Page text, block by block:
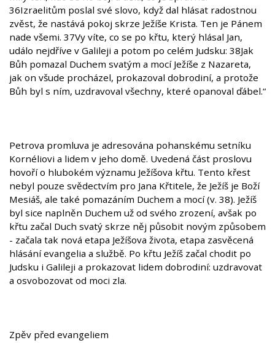
36Izraelitům poslal své slovo, když dal hlásat radostnou
zvěst, že nastává pokoj skrze Ježíše Krista. Ten je Pánem
nade všemi. 37Vy víte, co se po křtu, který hlásal Jan,
událo nejdříve v Galileji a potom po celém Judsku: 38Jak
Bůh pomazal Duchem svatým a mocí Ježíše z Nazareta,
jak on všude procházel, prokazoval dobrodiní, a protože
Bůh byl s ním, uzdravoval všechny, které opanoval ďábel.“
Petrova promluva je adresována pohanskému setníku
Kornéliovi a lidem v jeho domě. Uvedená část proslovu
hovoří o hlubokém významu Ježíšova křtu. Tento křest
nebyl pouze svědectvím pro Jana Křtitele, že Ježíš je Boží
Mesiáš, ale také pomazáním Duchem a mocí (v. 38). Ježíš
byl sice naplněn Duchem už od svého zrození, avšak po
křtu začal Duch svatý skrze něj působit novým způsobem
- začala tak nová etapa Ježíšova života, etapa zasvěcená
hlásání evangelia a službě. Po křtu Ježíš začal chodit po
Judsku i Galileji a prokazovat lidem dobrodiní: uzdravovat
a osvobozovat od moci zla.
Zpěv před evangeliem